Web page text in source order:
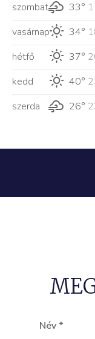
szombat 33°
vasárnap
34°
hétfő
37°
kedd
40°
szerda
26°